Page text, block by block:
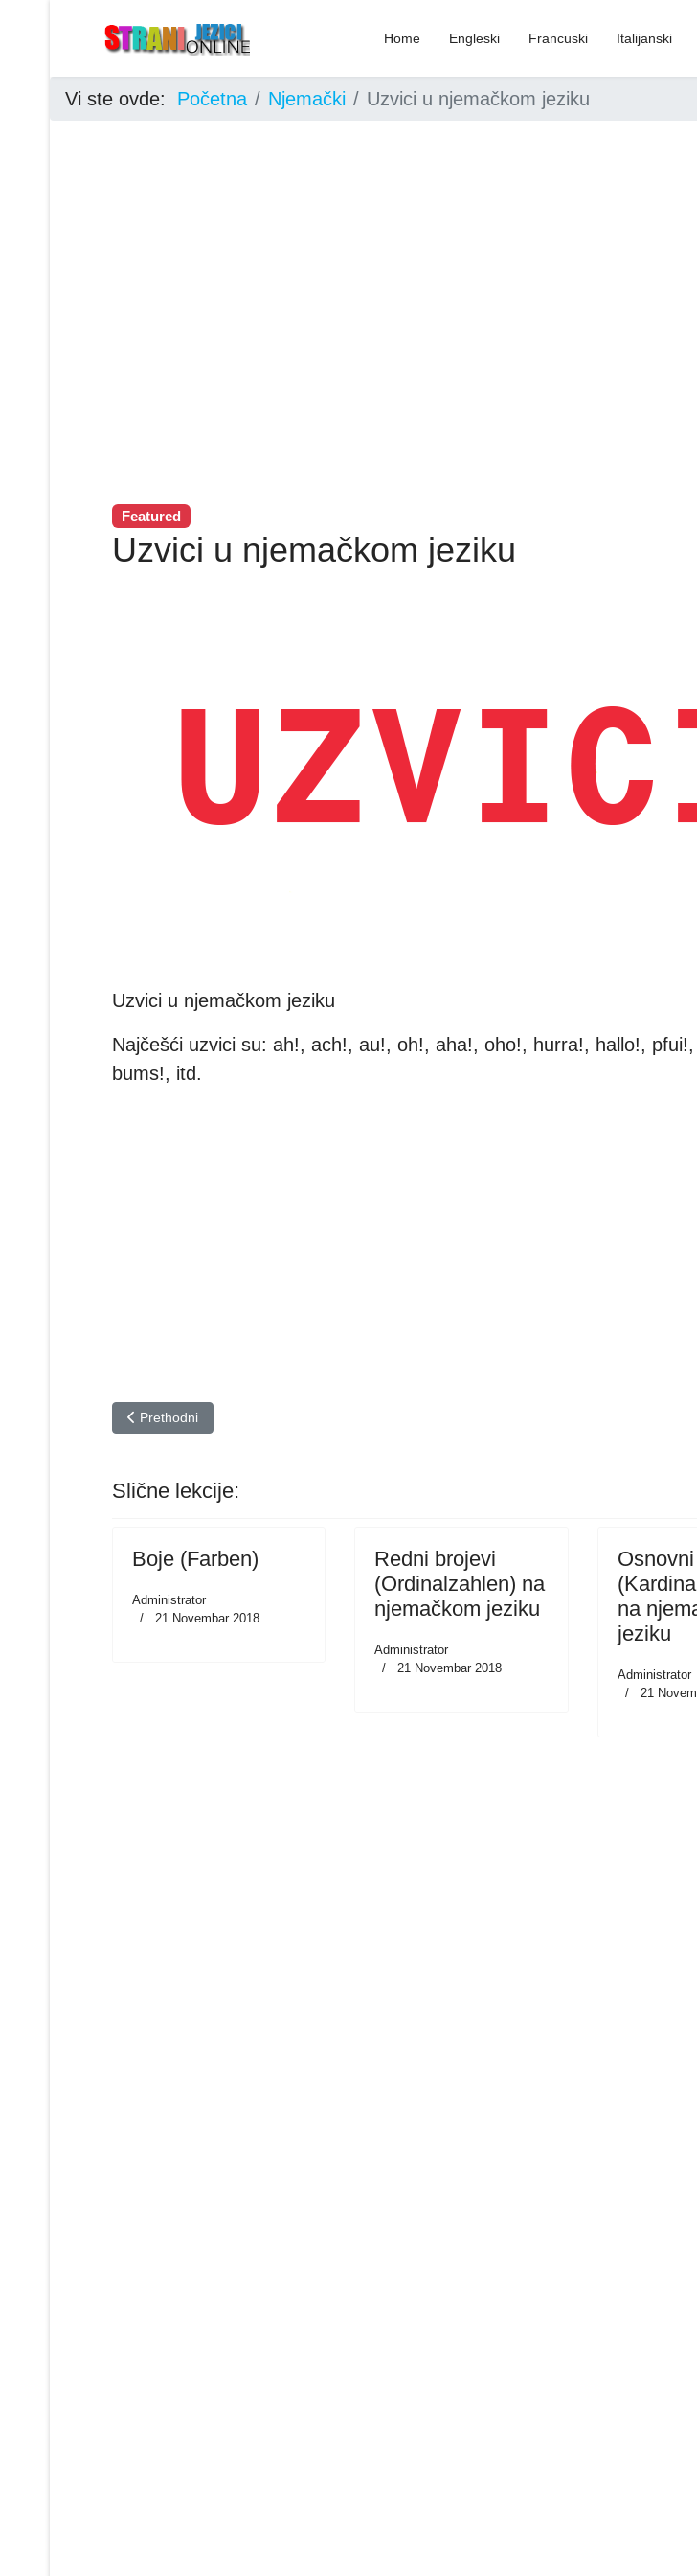
Home Engleski Francuski Italijanski
Vi ste ovde: Početna Njemački Uzvici u njemačkom jeziku
Featured
Uzvici u njemačkom jeziku
Uzvici u njemačkom jeziku
Najčešći uzvici su: ah!, ach!, au!, oh!, aha!, oho!, hurra!, hallo!,
bums!, itd.
Prethodni članak: Putovanje | Pitanja i odgovori | Njemački jezik
Prethodni
Slične lekcije:
Boje (Farben)
Administrator
21 Novembar 2018
Redni brojevi
(Ordinalzahlen) na
njemačkom jeziku
Administrator
21 Novembar 2018
na
jeziku
Administrator
21